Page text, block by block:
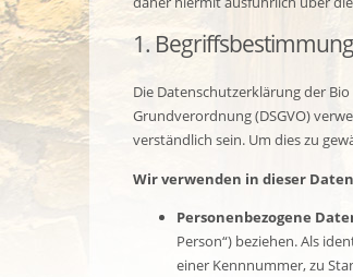
1.
Die Datenschutzerklärung der
Grundverordnung (DSGVO)
verständlich sein. Um dies zu
Wir verwenden in dieser
Personenbezogene
Person“) beziehen. Als
einer Kennnummer, zu